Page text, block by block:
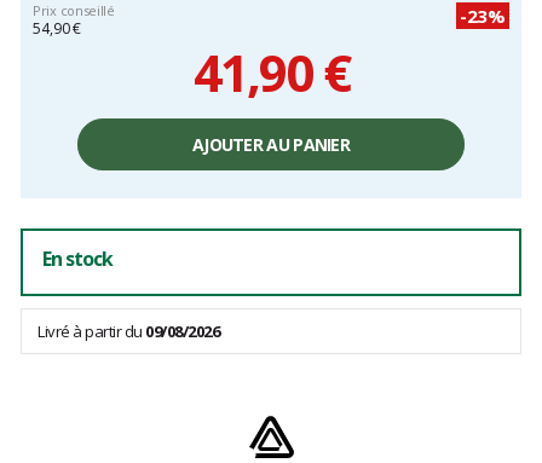
Prix conseillé
54,90 €
-23%
41,90 €
unitaire,
AJOUTER AU PANIER
En stock
Livré à partir du 09/08/2026